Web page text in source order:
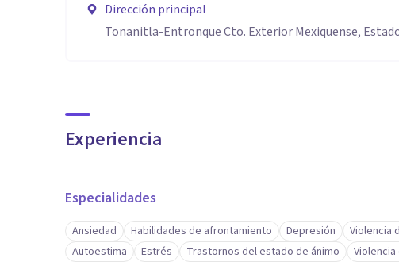
Dirección principal
Tonanitla-Entronque Cto. Exterior Mexiquense,
Experiencia
Especialidades
Ansiedad Habilidades de afrontamiento Depresión Violencia
Autoestima
Estrés Trastornos del estado de ánimo